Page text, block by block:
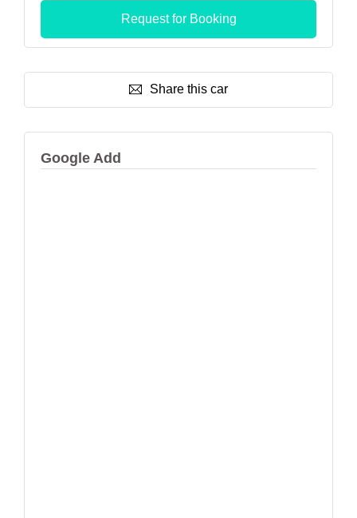
Share this car
Google Add